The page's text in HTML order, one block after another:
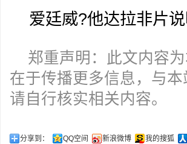
爱廷威?他达拉非片
郑重声明：此文内容
在于传播更多信息，与
请自行核实相关内容。
分享到： QQ空间 新浪微博 我的搜狐